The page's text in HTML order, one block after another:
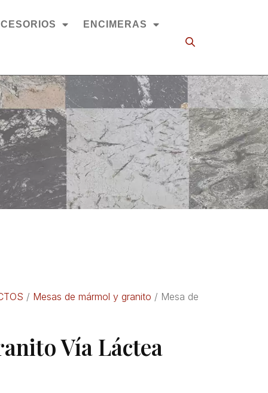
ENCIMERAS
/ Mesas de mármol y granito / Mesa de
Vía Láctea